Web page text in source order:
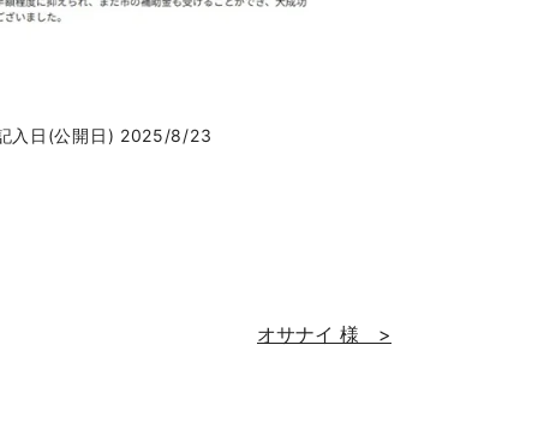
入日(公開日) 2025/8/23
オサナイ 様 >